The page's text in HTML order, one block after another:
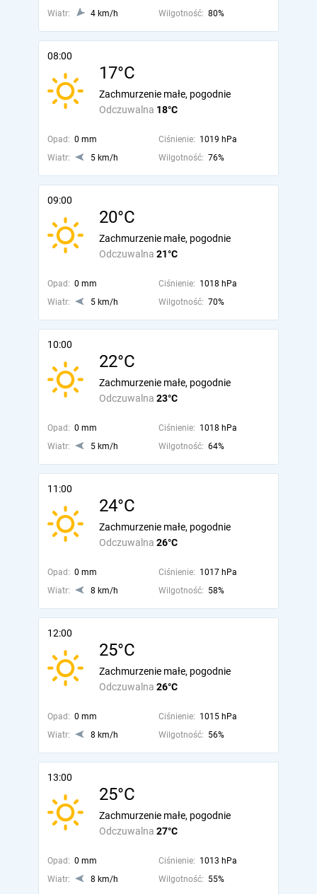
Wiatr: 4 km/h Wilgotność: 80%
08:00
17°C
Odczuwalna 18°C
Zachmurzenie małe, pogodnie
Opad: 0 mm Ciśnienie: 1019 hPa
Wiatr:
5 km/h Wilgotność: 76%
09:00
20°C
Odczuwalna 21°C
Zachmurzenie małe, pogodnie
Opad: 0 mm Ciśnienie: 1018 hPa
Wiatr:
5 km/h Wilgotność: 70%
10:00
22°C
Odczuwalna 23°C
Zachmurzenie małe, pogodnie
Opad: 0 mm Ciśnienie: 1018 hPa
Wiatr:
5 km/h Wilgotność: 64%
11:00
24°C
Odczuwalna 26°C
Zachmurzenie małe, pogodnie
Opad: 0 mm Ciśnienie: 1017 hPa
Wiatr:
8 km/h Wilgotność: 58%
12:00
25°C
Odczuwalna 26°C
Zachmurzenie małe, pogodnie
Opad: 0 mm Ciśnienie: 1015 hPa
Wiatr:
8 km/h Wilgotność: 56%
13:00
25°C
Odczuwalna 27°C
Zachmurzenie małe, pogodnie
Opad: 0 mm Ciśnienie: 1013 hPa
Wiatr:
8 km/h Wilgotność: 55%